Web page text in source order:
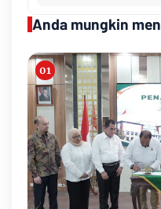
Anda mungkin